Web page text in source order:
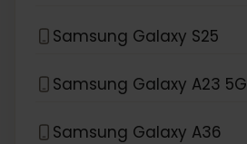
Samsung Galaxy S25
Samsung Galaxy A23 5G
Samsung Galaxy A36